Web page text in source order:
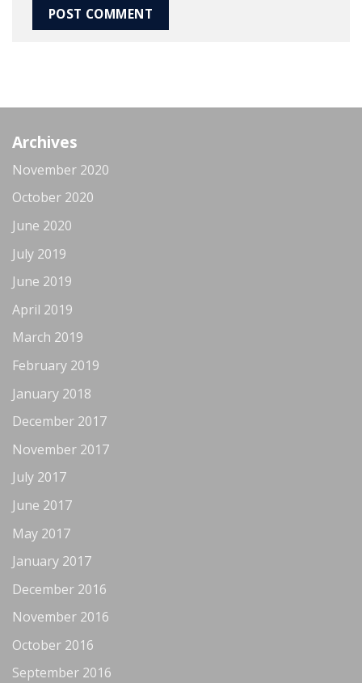
Archives
November 2020
October 2020
June 2020
July 2019
June 2019
April 2019
March 2019
February 2019
January 2018
December 2017
November 2017
July 2017
June 2017
May 2017
January 2017
December 2016
November 2016
October 2016
September 2016